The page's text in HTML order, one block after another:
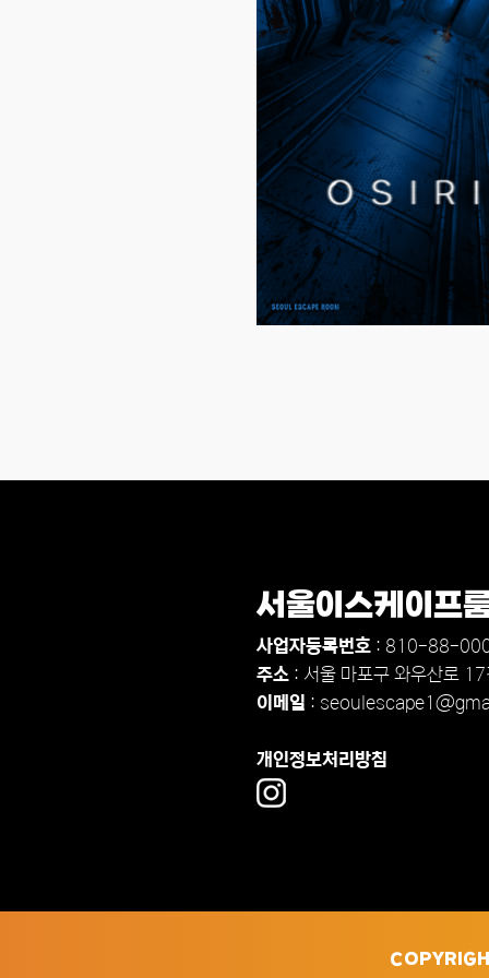
서울이스케이프
사업자등록번호: 810-88-
주소: 서울 마포구 와우산로
이메일 :
개인정보처리방침